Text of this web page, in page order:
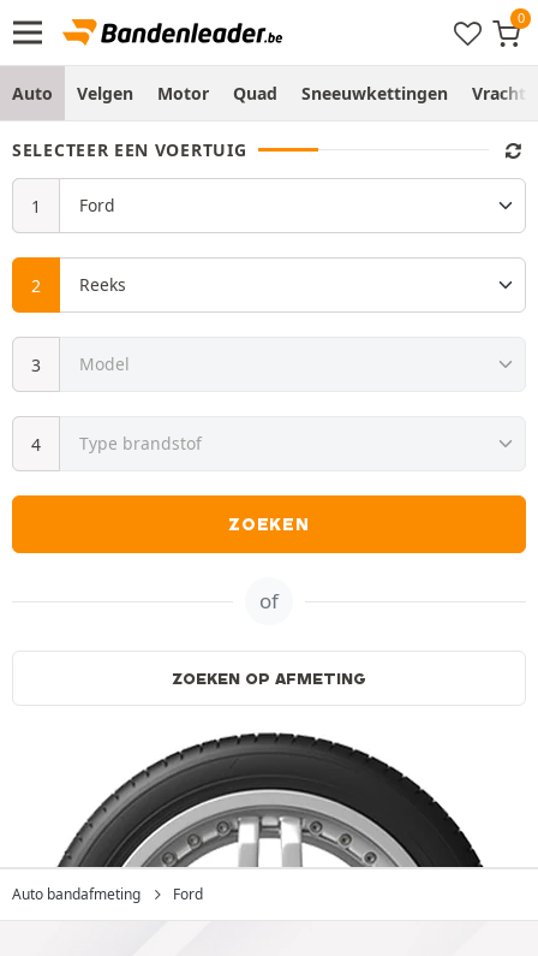
Auto Velgen Motor Quad Sneeuwkettingen
SELECTEER EEN VOERTUIG
ZOEKEN
of
ZOEKEN OP AFMETING
Auto bandafmeting Ford